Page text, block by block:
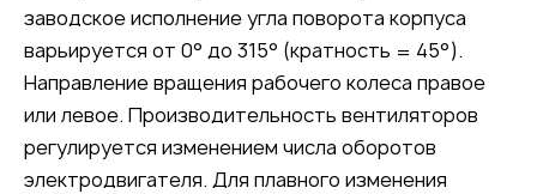
заводское исполнение угла поворота корпуса
варьируется от 0° до 315° (кратность = 45°).
Направление вращения рабочего колеса правое
или левое. Производительность вентиляторов
регулируется изменением числа оборотов
электродвигателя. Для плавного изменения